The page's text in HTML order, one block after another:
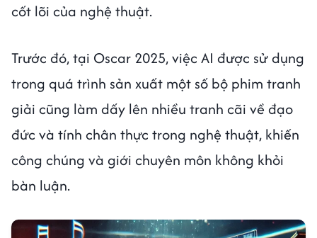
cốt lõi của nghệ thuật.
Trước đó, tại Oscar 2025, việc AI được sử dụng
trong quá trình sản xuất một số bộ phim tranh
giải cũng làm dấy lên nhiều tranh cãi về đạo
đức và tính chân thực trong nghệ thuật, khiến
công chúng và giới chuyên môn không khỏi
bàn luận.